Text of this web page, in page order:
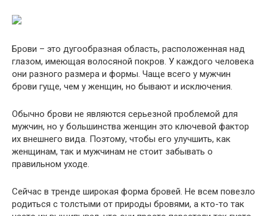
Брови – это дугообразная область, расположенная над
глазом, имеющая волосяной покров. У каждого человека
они разного размера и формы. Чаще всего у мужчин
брови гуще, чем у женщин, но бывают и исключения.
Обычно брови не являются серьезной проблемой для
мужчин, но у большинства женщин это ключевой фактор
их внешнего вида. Поэтому, чтобы его улучшить, как
женщинам, так и мужчинам не стоит забывать о
правильном уходе.
Сейчас в тренде широкая форма бровей. Не всем повезло
родиться с толстыми от природы бровями, а кто-то так